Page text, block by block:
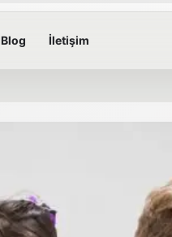
Blog İletişim